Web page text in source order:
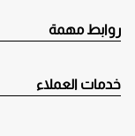
روابط مهمة
خدمات العملاء